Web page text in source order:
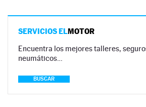
SERVICIOS ELMOTOR
Encuentra los mejores talleres,
neumáticos…
BUSCAR